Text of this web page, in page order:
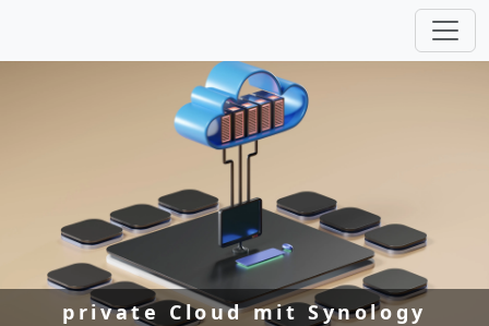
private Cloud mit Synology